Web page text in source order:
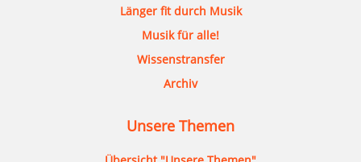
Länger fit durch Musik
Musik für alle!
Wissenstransfer
Archiv
Unsere Themen